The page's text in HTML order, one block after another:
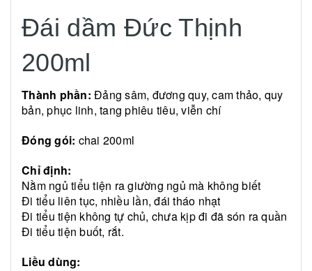
Đái dầm Đức Thịnh
200ml
Thành phần: Đảng sâm, đương quy, cam thảo, quy
bản, phục linh, tang phiêu tiêu, viễn chí
Đóng gói: chai 200ml
Chỉ định:
Nằm ngủ tiểu tiện ra giường ngủ mà không biết
Đi tiểu liên tục, nhiều lần, đái tháo nhạt
Đi tiểu tiện không tự chủ, chưa kịp đi đã són ra quần
Đi tiểu tiện buốt, rắt.
Liều dùng: